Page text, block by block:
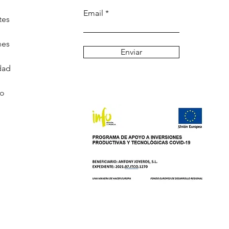
Email
Enviar